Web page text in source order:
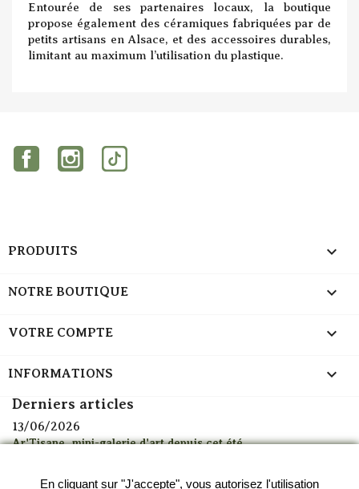
Entourée de ses partenaires locaux, la boutique
propose également des céramiques fabriquées par de
petits artisans en Alsace, et des accessoires durables,
limitant au maximum l’utilisation du plastique.
FacebookInstagramTikTok
PRODUITS 
NOTRE BOUTIQUE 
VOTRE COMPTE 
INFORMATIONS keyboard_arrow_down
Derniers articles
13/06/2026
Ar'Tisane, mini-galerie d'art depuis cet été
Alerte canicule : découvrez mes thés glacés à emporter à
En cliquant sur "J'accepte", vous autorisez l'utilisation